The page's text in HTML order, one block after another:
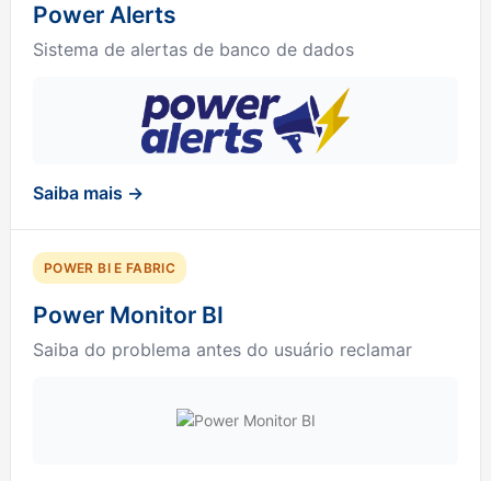
Power Alerts
Sistema de alertas de banco de dados
Saiba mais →
POWER BI E FABRIC
Power Monitor BI
Saiba do problema antes do usuário reclamar